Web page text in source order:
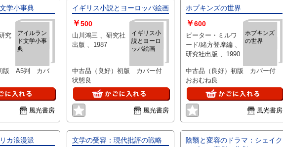
ないで下さい。痛みなどの瑕疵に
つきましては、解説欄等をご参考
にして下さい。状態表記の無いも
のは特に問題なく良好とお考え下
さい。:
の「状態」表記が必須となりまし
たが、当店の扱う商品の特質上、
状態の簡易な区分けは適切ではな
い（不可能な）為、状態欄の「中
古品（並）」という表現は考慮に
いれないで下さい。痛みなどの瑕
疵につきましては、解説欄等をご
参考にして下さい。状態表記の無
いものは特に問題なく良好とお考
え下さい。:
学小事典
アイルラン
ド文学小事
典
版 A5判 カバ
風光書房
イギリス小説とヨーロッパ絵画
イギリス小
説とヨーロ
ッパ絵画
￥500
山川鴻三 、研究社
出版 、1987
中古品（良好）初版 カバー付
状態良
風光書房
ホプキンズの世界
ホプキンズ
の世界
￥600
ピーター・ミルワ
ード/緒方登摩編 、
研究社出版 、1990
中古品（良好）初版 カバー付
おおむね良
風光書房
カ浪漫派 文学の受容：現代批評の戦略
陰翳と変容のドラマ：シェイク